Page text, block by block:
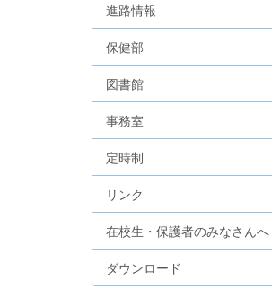
進路情報
保健部
図書館
事務室
定時制
リンク
在校生・保護者のみなさんへ
ダウンロード